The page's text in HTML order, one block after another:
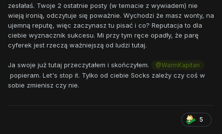
zesłałaś. Twoje 2 ostatnie posty (w temacie z wywiadem) nie
wieją ironią, odczytuje się poważnie. Wychodzi że masz wonty, na
ujemną reputę, więc zaczynasz tu pisać i co? Reputacja to dla
ciebie wyznacznik sukcesu. Mi przy tym ręce opadły, że parę
cyferek jest rzeczą ważniejszą od ludzi tutaj.
Ja swoje już tutaj przeczytałem i skończyłem. @WarmKapitan
popieram. Let's stop it. Tylko od ciebie Socks zależy czy coś w
sobie zmienisz czy nie.
5